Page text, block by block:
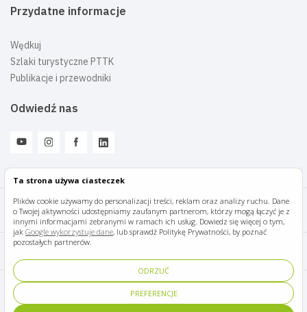
Ta strona używa ciasteczek
Plików cookie używamy do personalizacji treści, reklam oraz analizy ruchu. Dane
o Twojej aktywności udostępniamy zaufanym partnerom, którzy mogą łączyć je z
innymi informacjami zebranymi w ramach ich usług. Dowiedz się więcej o tym,
jak Google wykorzystuje dane, lub sprawdź Politykę Prywatności, by poznać
pozostałych partnerów.
ODRZUĆ
PREFERENCJE
Przydatne informacje
Wędkuj
Szlaki turystyczne PTTK
Publikacje i przewodniki
Odwiedź nas
Mazury Travel © 2026
Polityka prywatności